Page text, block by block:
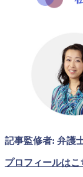
記事監修者: 弁護
プロフィールはこ